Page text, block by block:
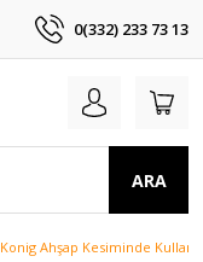
0(332) 233 73 13
ARA
Konig Ahşap Kesiminde